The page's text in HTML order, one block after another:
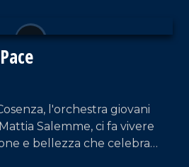
l'orchestra giovani
Salemme, ci fa vivere
e bellezza che celebra